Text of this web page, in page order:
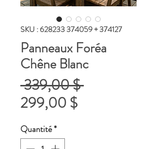
SKU : 628233 374059 + 374127
Panneaux Foréa
Chêne Blanc
339,00 $ Prix
299,00 $Prix
Quantité*